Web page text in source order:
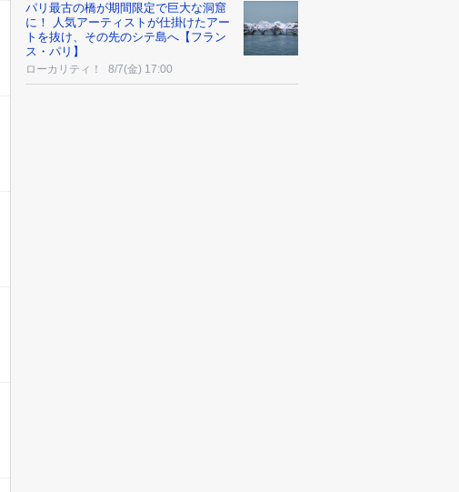
パリ最古の橋が期間限定で巨大な洞窟
に！ 人気アーティストが仕掛けたアー
トを抜け、その先のシテ島へ【フラン
ス・パリ】
ローカリティ！ 8/7(金) 17:00